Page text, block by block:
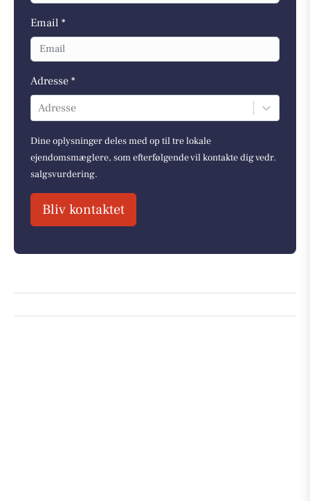
Email *
Adresse *
Adresse
Dine oplysninger deles med op til tre lokale
ejendomsmæglere, som efterfølgende vil kontakte dig vedr.
salgsvurdering.
Bliv kontaktet